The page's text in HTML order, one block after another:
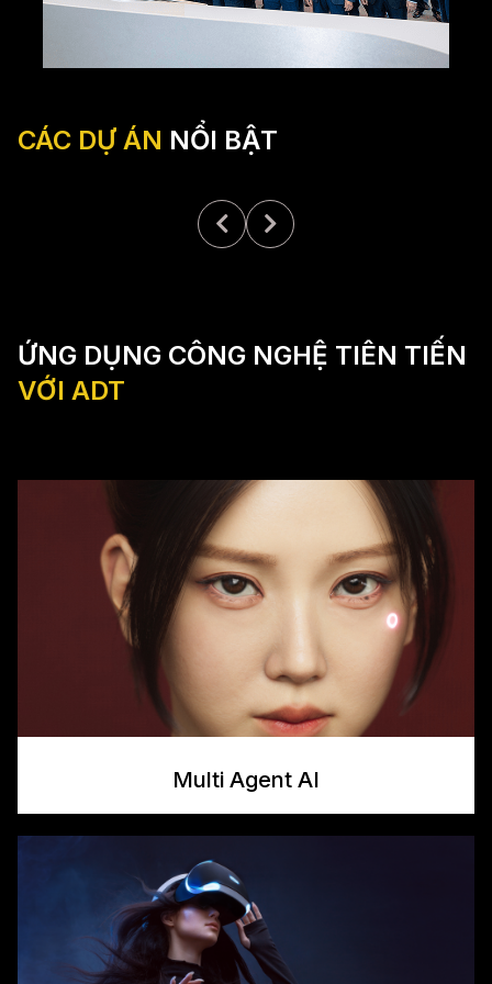
CÁC DỰ ÁN NỔI BẬT
ỨNG DỤNG CÔNG NGHỆ TIÊN TIẾN
VỚI ADT
Multi Agent AI